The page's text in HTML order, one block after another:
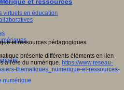
virtuels en éducation
numérique
et ressources
présente différents éléments en lien
à l'ère du numérique. https://www.reseau-
thematiques_numerique-et-ressources-